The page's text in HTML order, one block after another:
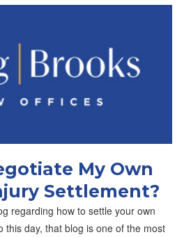
My Own
Settlement?
regarding how to settle your own
this day, that blog is one of the most